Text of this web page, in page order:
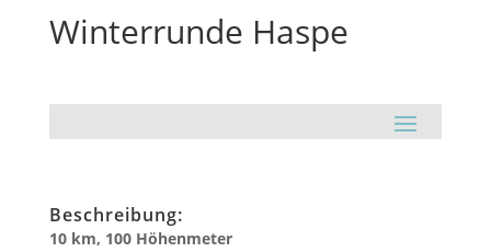
Winterrunde Haspe
Beschreibung:
10 km, 100 Höhenmeter